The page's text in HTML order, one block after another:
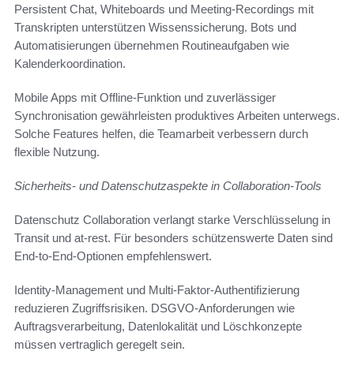
Persistent Chat, Whiteboards und Meeting-Recordings mit
Transkripten unterstützen Wissenssicherung. Bots und
Automatisierungen übernehmen Routineaufgaben wie
Kalenderkoordination.
Mobile Apps mit Offline-Funktion und zuverlässiger
Synchronisation gewährleisten produktives Arbeiten unterwegs.
Solche Features helfen, die Teamarbeit verbessern durch
flexible Nutzung.
Sicherheits- und Datenschutzaspekte in Collaboration-Tools
Datenschutz Collaboration verlangt starke Verschlüsselung in
Transit und at-rest. Für besonders schützenswerte Daten sind
End-to-End-Optionen empfehlenswert.
Identity-Management und Multi-Faktor-Authentifizierung
reduzieren Zugriffsrisiken. DSGVO-Anforderungen wie
Auftragsverarbeitung, Datenlokalität und Löschkonzepte
müssen vertraglich geregelt sein.